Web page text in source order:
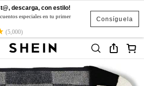
Consíguela
descarga, con estilo!
especiales en tu primer
(5,000)